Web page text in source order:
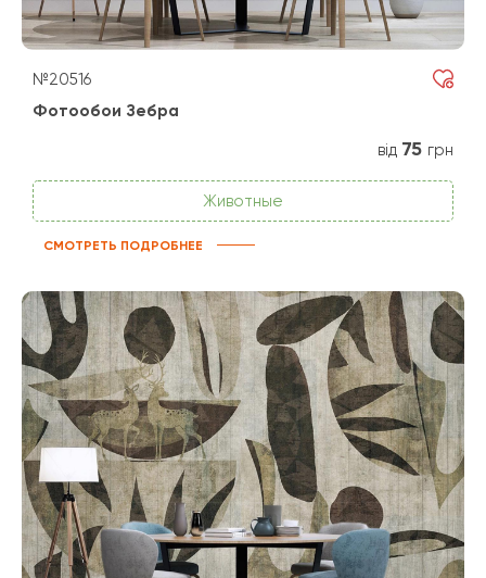
№20516
Фотообои Зебра
від 75 грн
Животные
СМОТРЕТЬ ПОДРОБНЕЕ